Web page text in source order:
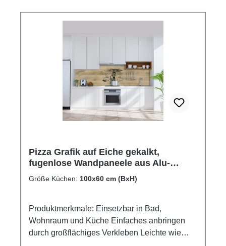
Pizza Grafik auf Eiche gekalkt,
fugenlose Wandpaneele aus Alu-
Verbund 3mm, Küchenrückwand
Größe Küchen: 100x60 cm (BxH)
Produktmerkmale: Einsetzbar in Bad,
Wohnraum und Küche Einfaches anbringen
durch großflächiges Verkleben Leichte wie